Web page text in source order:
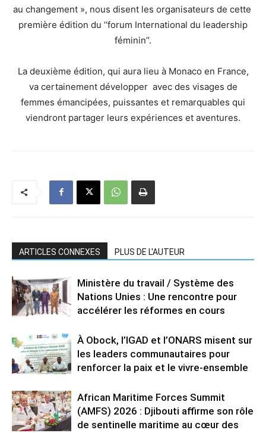
au changement », nous disent les organisateurs de cette
première édition du ‘‘forum International du leadership
féminin’’.
La deuxième édition, qui aura lieu à Monaco en France,
va certainement développer avec des visages de
femmes émancipées, puissantes et remarquables qui
viendront partager leurs expériences et aventures.
ARTICLES CONNEXES PLUS DE L'AUTEUR
Ministère du travail / Système des
Nations Unies : Une rencontre pour
accélérer les réformes en cours
À Obock, l’IGAD et l’ONARS misent sur
les leaders communautaires pour
renforcer la paix et le vivre-ensemble
African Maritime Forces Summit
(AMFS) 2026 : Djibouti affirme son rôle
de sentinelle maritime au cœur des